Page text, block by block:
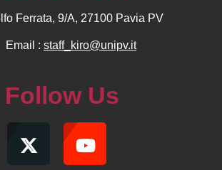
Ferrata, 9/A, 27100 Pavia PV
Email : staff_kiro@unipv.it
Follow Us